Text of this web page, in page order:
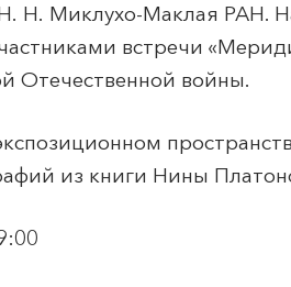
Н. Миклухо-Маклая РАН.
встречи «
Отечественной войны.
из книги Нины